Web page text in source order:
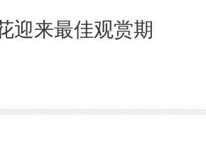
迎来最佳观赏期